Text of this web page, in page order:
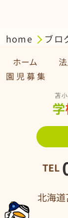
home ブロ
ホーム
園 児 募 集
TEL
北海